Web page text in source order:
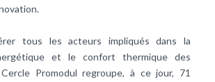
tous les acteurs impliqués dans la
et le confort thermique des
Promodul regroupe, à ce jour, 71